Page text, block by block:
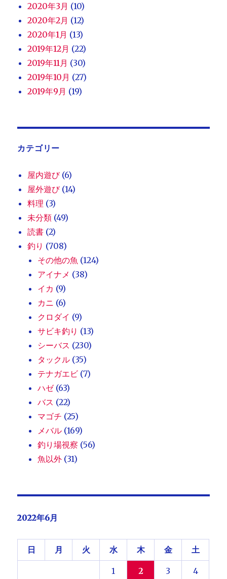
2020年3月 (10)
2020年2月 (12)
2020年1月 (13)
2019年12月 (22)
2019年11月 (30)
2019年10月 (27)
2019年9月 (19)
カテゴリー
屋内遊び(6)
屋外遊び(14)
料理 (3)
未分類 (49)
読書 (2)
釣り (708)
その他の魚 (124)
アイナメ (38)
イカ (9)
カニ (6)
クロダイ (9)
サビキ釣り (13)
シーバス (230)
タックル (35)
テナガエビ (7)
ハゼ(63)
バス (22)
マゴチ (25)
メバル (169)
釣り場視察 (56)
魚以外 (31)
2022年6月
日 月 火 水 木 金 土
1 2 3 4